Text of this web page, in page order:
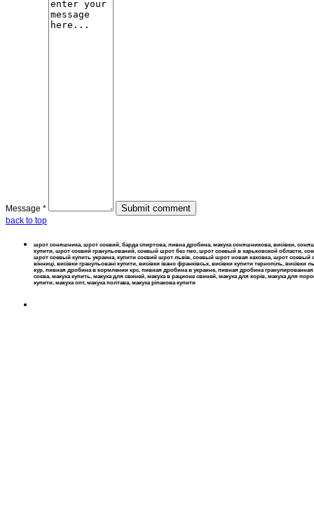
Message *
back to top
шрот соняшника, шрот соєвий, барда спиртова, пивна дробина, макуха соняшникова, висівки,
купити, шрот соєвий гранульований, соевый шрот без гмо, шрот соевый в харьковской
шрот соевый купить украина, купити соєвий шрот львів, соевый шрот новая каховка, шрот соевый
вінниці, висівки гранульовані купити, висівки івано франківськ, висівки купити тернопіль,
кур, пивная дробина в кормлении крс, пивная дробина в украине, пивная дробина
соєва, макуха купить, макуха для свиней, макуха в рационе свиней, макуха для корів, макуха для
купити, макуха опт, макуха полтава, макуха ріпакова купити